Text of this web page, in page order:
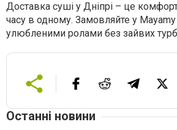
Доставка суші у Дніпрі – це
часу в одному. Замовляйте у
улюбленими ролами без зайвих
Останні новини